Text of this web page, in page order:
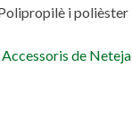
i polièster
Accessoris de Neteja